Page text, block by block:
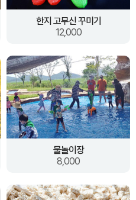
한지 고무신 꾸미기
12,000
물놀이장
8,000